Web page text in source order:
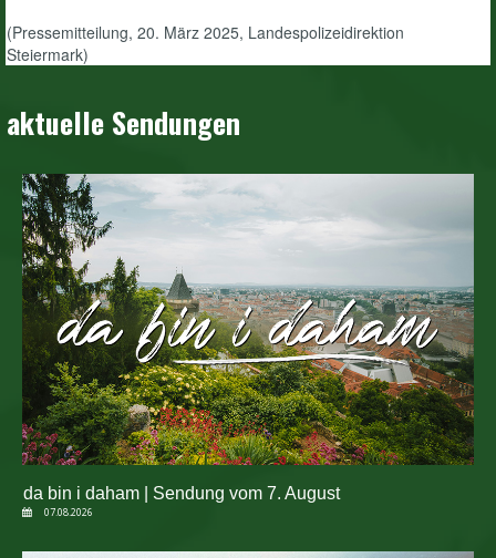
(Pressemitteilung, 20. März 2025, Landespolizeidirektion
Steiermark)
aktuelle Sendungen
da bin i daham | Sendung vom 7. August
07.08.2026